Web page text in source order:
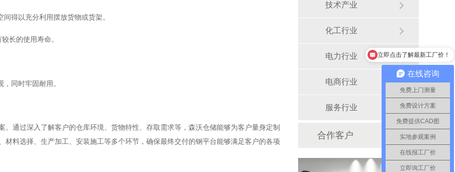
得以充分利用摆放货物或货架。
长的使用寿命。
同时牢固耐用。
通过深入了解客户的仓库环境、货物特性、存取需求等，森沃仓储能够为客户量身定制
料选择、生产加工、安装施工等多个环节，确保最终交付的钢平台能够满足客户的各项
技术产业
化工行业
电力行业
电商行业
服务行业
合作客户
在线咨询
免费上门测量
免费设计方案
免费提供CAD图
实地参观案例
在线报工厂价
立即询工厂价
立即点击了解最新工厂价！
立即点击了解最新工厂价！